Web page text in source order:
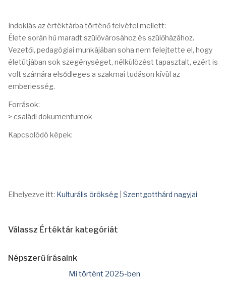
Indoklás az értéktárba történő felvétel mellett:
Élete során hű maradt szülővárosához és szülőházához.
Vezetői, pedagógiai munkájában soha nem felejtette el, hogy
életútjában sok szegénységet, nélkülözést tapasztalt, ezért is
volt számára elsődleges a szakmai tudáson kívül az
emberiesség.
Források:
> családi dokumentumok
Kapcsolódó képek:
Elhelyezve itt: Kulturális örökség Szentgotthárd nagyjai
Válassz Értéktár kategóriát
Népszerű írásaink
Mi történt 2025-ben